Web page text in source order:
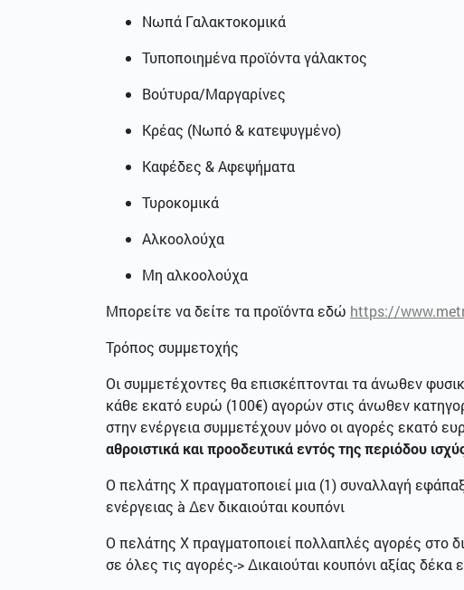
Νωπά Γαλακτοκομικά
Τυποποιημένα προϊόντα γάλακτος
Βούτυρα/Μαργαρίνες
Κρέας (Νωπό & κατεψυγμένο)
Καφέδες & Αφεψήματα
Τυροκομικά
Αλκοολούχα
Μη αλκοολούχα
Μπορείτε να δείτε τα προϊόντα εδώ https://
Τρόπος συμμετοχής
Οι συμμετέχοντες θα επισκέπτονται τα άνωθεν
κάθε εκατό ευρώ (100€) αγορών στις άνωθεν
στην ενέργεια συμμετέχουν μόνο οι αγορές εκατό
αθροιστικά και προοδευτικά εντός της περιόδου
Ο πελάτης Χ πραγματοποιεί μια (1) συναλλαγή
ενέργειας à Δεν δικαιούται κουπόνι
Ο πελάτης Χ πραγματοποιεί πολλαπλές αγορές στο
σε όλες τις αγορές-> Δικαιούται κουπόνι αξίας